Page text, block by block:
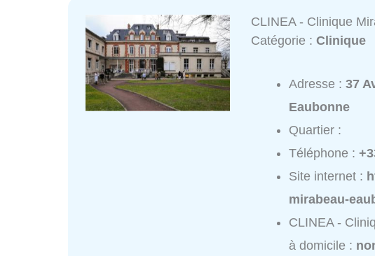
CLINEA - Clinique
Catégorie :Clinique
Adresse :37
Eaubonne
Quartier :
Téléphone :
Site internet :
mirabeau-
CLINEA -
à domicile :